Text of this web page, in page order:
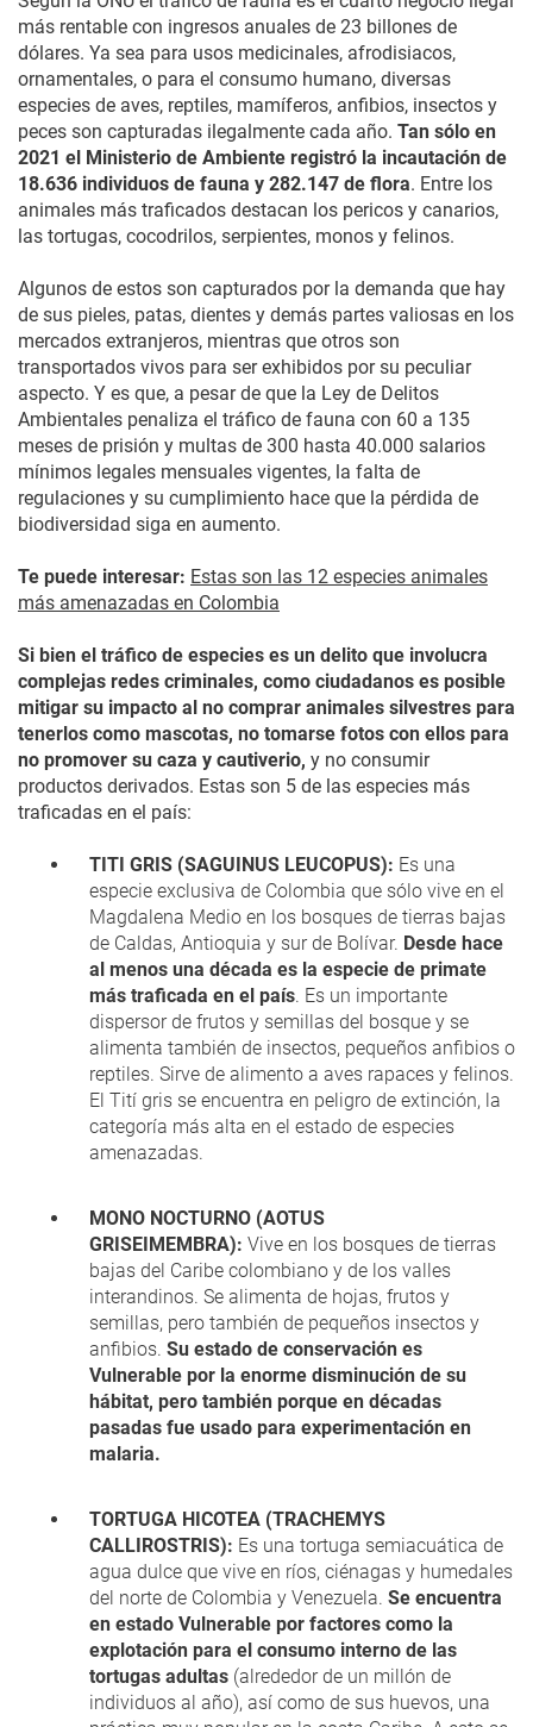
más rentable con ingresos anuales de 23 billones de
dólares. Ya sea para usos medicinales, afrodisiacos,
ornamentales, o para el consumo humano, diversas
especies de aves, reptiles, mamíferos, anfibios, insectos y
peces son capturadas ilegalmente cada año. Tan sólo en
2021 el Ministerio de Ambiente registró la incautación de
18.636 individuos de fauna y 282.147 de flora. Entre los
animales más traficados destacan los pericos y canarios,
las tortugas, cocodrilos, serpientes, monos y felinos.
Algunos de estos son capturados por la demanda que hay
de sus pieles, patas, dientes y demás partes valiosas en los
mercados extranjeros, mientras que otros son
transportados vivos para ser exhibidos por su peculiar
aspecto. Y es que, a pesar de que la Ley de Delitos
Ambientales penaliza el tráfico de fauna con 60 a 135
meses de prisión y multas de 300 hasta 40.000 salarios
mínimos legales mensuales vigentes, la falta de
regulaciones y su cumplimiento hace que la pérdida de
biodiversidad siga en aumento.
Te puede interesar: Estas son las 12 especies animales
más amenazadas en Colombia
Si bien el tráfico de especies es un delito que involucra
complejas redes criminales, como ciudadanos es posible
mitigar su impacto al no comprar animales silvestres para
tenerlos como mascotas, no tomarse fotos con ellos para
no promover su caza y cautiverio, y no consumir
productos derivados. Estas son 5 de las especies más
traficadas en el país:
TITI GRIS (SAGUINUS LEUCOPUS): Es una
especie exclusiva de Colombia que sólo vive en el
Magdalena Medio en los bosques de tierras bajas
de Caldas, Antioquia y sur de Bolívar. Desde hace
al menos una década es la especie de primate
más traficada en el país. Es un importante
dispersor de frutos y semillas del bosque y se
alimenta también de insectos, pequeños anfibios o
reptiles. Sirve de alimento a aves rapaces y felinos.
El Tití gris se encuentra en peligro de extinción, la
categoría más alta en el estado de especies
amenazadas.
MONO NOCTURNO (AOTUS
GRISEIMEMBRA): Vive en los bosques de tierras
bajas del Caribe colombiano y de los valles
interandinos. Se alimenta de hojas, frutos y
semillas, pero también de pequeños insectos y
anfibios. Su estado de conservación es
Vulnerable por la enorme disminución de su
hábitat, pero también porque en décadas
pasadas fue usado para experimentación en
malaria.
TORTUGA HICOTEA (TRACHEMYS
CALLIROSTRIS): Es una tortuga semiacuática de
agua dulce que vive en ríos, ciénagas y humedales
del norte de Colombia y Venezuela. Se encuentra
en estado Vulnerable por factores como la
explotación para el consumo interno de las
tortugas adultas (alrededor de un millón de
individuos al año), así como de sus huevos, una